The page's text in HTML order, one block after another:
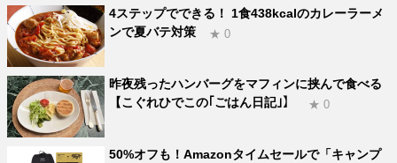
4ステップでできる！ 1食438kcalのカレーラーメ
ンで夏バテ対策
★ 0
昨夜残ったハンバーグをマフィンに挟んで食べる
【こぐれひでこの｢ごはん日記｣】
★ 0
50%オフも！Amazonタイムセールで「キャンプ